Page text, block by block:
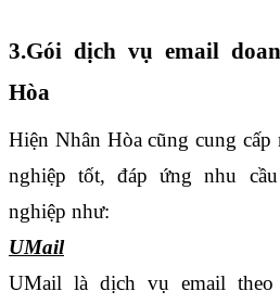
3.Gói dịch vụ email
Hòa
Hiện Nhân Hòa cũng cung
nghiệp tốt, đáp ứng nhu
nghiệp như:
UMail
UMail là dịch vụ email theo